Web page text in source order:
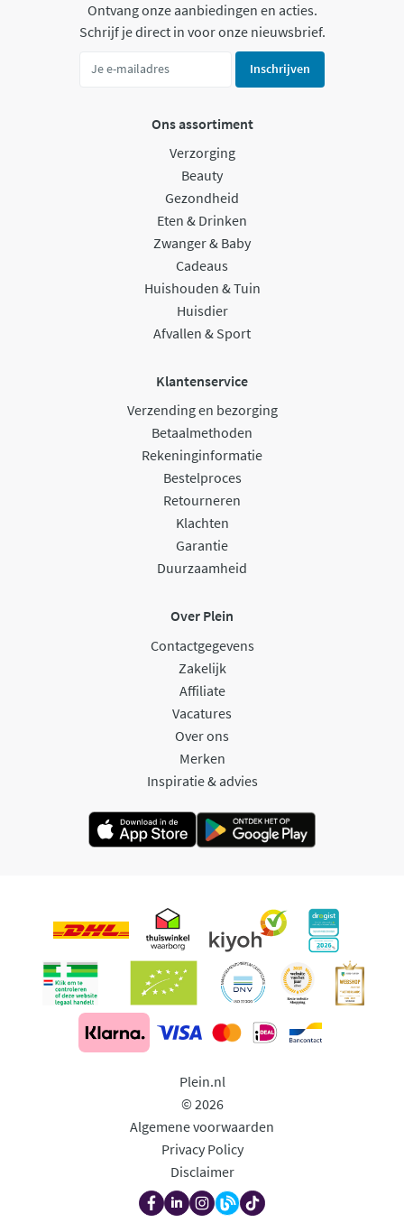
Ontvang onze aanbiedingen en acties.
Schrijf je direct in voor onze nieuwsbrief.
Inschrijven
Ons assortiment
Verzorging
Beauty
Gezondheid
Eten & Drinken
Zwanger & Baby
Cadeaus
Huishouden & Tuin
Huisdier
Afvallen & Sport
Klantenservice
Verzending en bezorging
Betaalmethoden
Rekeninginformatie
Bestelproces
Retourneren
Klachten
Garantie
Duurzaamheid
Over Plein
Contactgegevens
Zakelijk
Affiliate
Vacatures
Over ons
Merken
Inspiratie & advies
Plein.nl
© 2026
Algemene voorwaarden
Privacy Policy
Disclaimer